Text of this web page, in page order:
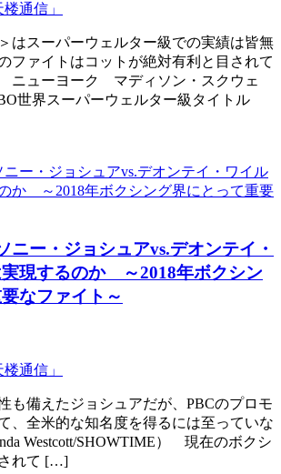
通信」
はスーパーウェルター級での実績は皆無
ファイトはコットが絶対有利と目されて
ューヨーク マディソン・スクウェ
世界スーパーウェルター級タイトル
ー・ジョシュアvs.デオンテイ・
実現するのか ～2018年ボクシン
なファイト～
通信」
も備えたジョシュアだが、PBCのプロモ
、全米的な知名度を得るには至っていな
Westcott/SHOWTIME） 現在のボクシ
れて […]